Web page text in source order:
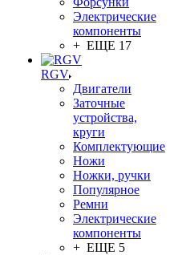
Электрические
компоненты
+ ЕЩЕ 17
RGV
Двигатели
Заточные
устройства,
круги
Комплектующие
Ножи
Ножки, ручки
Популярное
Ремни
Электрические
компоненты
+ ЕЩЕ 5